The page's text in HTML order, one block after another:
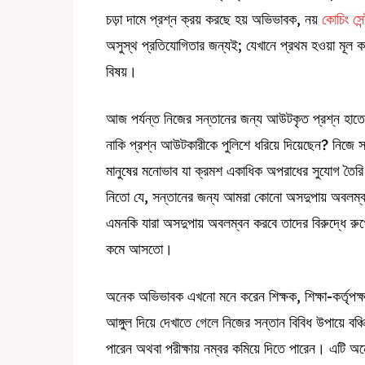
চড়া দামে প্রশ্ন ক্রয় করছে হয় অভিভাবক, নয় কোচিং
অসুস্থ প্রতিযোগিতার জন্যই; যেখানে প্রথম হওয়া মূল
বিষয়।
আজ পর্যন্ত নিজের সন্তানের জন্য আউটকৃত প্রশ্ন হাতে
নাকি প্রশ্ন আউটকারীকে পুলিশে ধরিয়ে দিয়েছেন?
মানুষের মনোভাব যা ক্রমশ একাধিক অপরাধের সুযোগ
নিতো যে, সন্তানের জন্য আমরা কোনো অসদুপায়
এমনকি যারা অসদুপায় অবলম্বন করবে তাদের বিরুদ্ধে
কমে আসতো।
অনেক অভিভাবক এখনো মনে করেন শিক্ষক, শিক্ষা-
আঙ্গুল দিয়ে দেখাতে গেলে নিজের সন্তান বিবিধ উপায়ে
পারেন অথবা পরীক্ষায় নম্বর কমিয়ে দিতে পারেন। এটি